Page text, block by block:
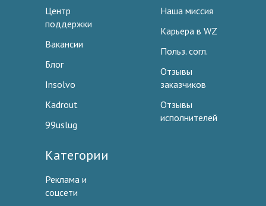
Центр
поддержки
Вакансии
Блог
Insolvo
Kadrout
99uslug
Наша миссия
Карьера в WZ
Польз. согл.
Отзывы
заказчиков
Отзывы
исполнителей
Категории
Реклама и
соцсети